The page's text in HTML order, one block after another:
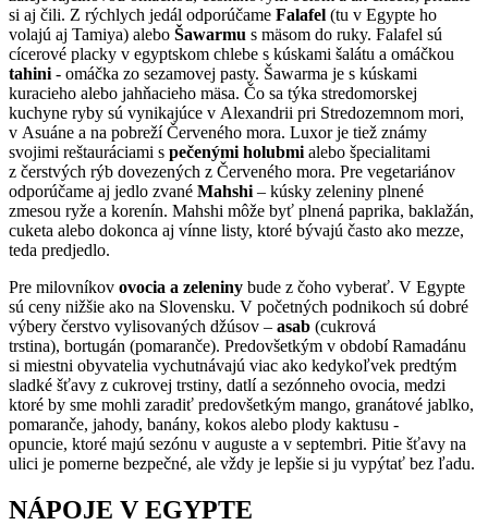
si aj čili. Z rýchlych jedál odporúčame Falafel (tu v Egypte ho
volajú aj Tamiya) alebo Šawarmu s mäsom do ruky. Falafel sú
cícerové placky v egyptskom chlebe s kúskami šalátu a omáčkou
tahini - omáčka zo sezamovej pasty. Šawarma je s kúskami
kuracieho alebo jahňacieho mäsa. Čo sa týka stredomorskej
kuchyne ryby sú vynikajúce v Alexandrii pri Stredozemnom mori,
v Asuáne a na pobreží Červeného mora. Luxor je tiež známy
svojimi reštauráciami s pečenými holubmi alebo špecialitami
z čerstvých rýb dovezených z Červeného mora. Pre vegetariánov
odporúčame aj jedlo zvané Mahshi – kúsky zeleniny plnené
zmesou ryže a korenín. Mahshi môže byť plnená paprika, baklažán,
cuketa alebo dokonca aj vínne listy, ktoré bývajú často ako mezze,
teda predjedlo.
Pre milovníkov ovocia a zeleniny bude z čoho vyberať. V Egypte
sú ceny nižšie ako na Slovensku. V početných podnikoch sú dobré
výbery čerstvo vylisovaných džúsov – asab (cukrová
trstina), bortugán (pomaranče). Predovšetkým v období Ramadánu
si miestni obyvatelia vychutnávajú viac ako kedykoľvek predtým
sladké šťavy z cukrovej trstiny, datlí a sezónneho ovocia, medzi
ktoré by sme mohli zaradiť predovšetkým mango, granátové jablko,
pomaranče, jahody, banány, kokos alebo plody kaktusu -
opuncie, ktoré majú sezónu v auguste a v septembri. Pitie šťavy na
ulici je pomerne bezpečné, ale vždy je lepšie si ju vypýtať bez ľadu.
NÁPOJE V EGYPTE